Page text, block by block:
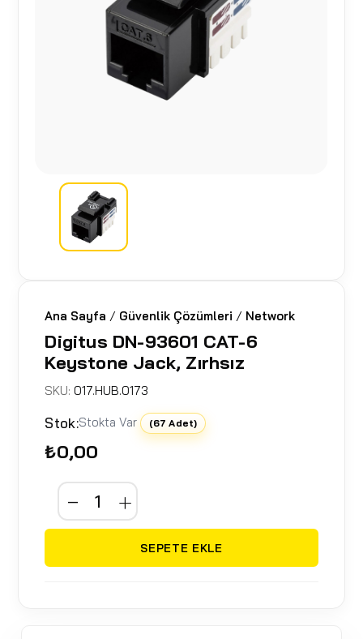
Ana Sayfa / Güvenlik Çözümleri / Network
Digitus DN-93601 CAT-6
Keystone Jack, Zırhsız
SKU:017.HUB.0173
Stok:Stokta Var (67 Adet)
₺0,00
SEPETE EKLE